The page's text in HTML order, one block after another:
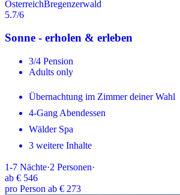
ÖsterreichBregenzerwald
5.7/6
Sonne - erholen & erleben
3/4 Pension
Adults only
Übernachtung im Zimmer deiner Wahl
4-Gang Abendessen
Wälder Spa
3 weitere Inhalte
1-7 Nächte·2 Personen·
ab € 546
pro Person ab € 273